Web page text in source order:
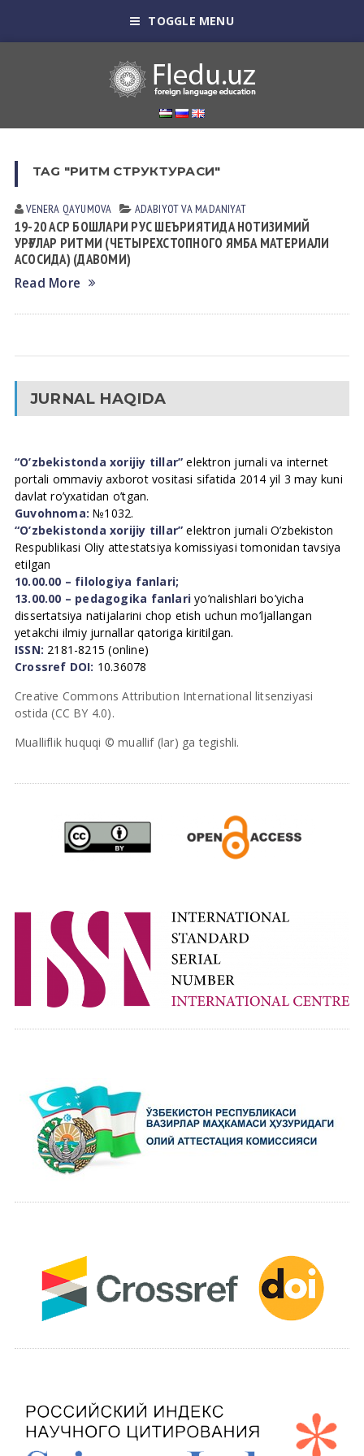
TOGGLE MENU
TAG "РИТМ СТРУКТУРАСИ"
VENERA QАYUMOVА АDАBIYOT VА MАDАNIYAT
19-20 АСР БОШЛАРИ РУС ШЕЪРИЯТИДА НОТИЗИМИЙ
УРҒУЛАР РИТМИ (ЧЕТЫРЕХСТОПНОГО ЯМБА МАТЕРИАЛИ
АСОСИДА) (ДАВОМИ)
Read More
JURNAL HAQIDA
“O’zbekistonda xorijiy tillar” elektron jurnali va internet
portali ommaviy axborot vositasi sifatida 2014 yil 3 may kuni
davlat ro’yxatidan o’tgan.
Guvohnoma: №1032.
“O’zbekistonda xorijiy tillar” elektron jurnali O’zbekiston
Respublikasi Oliy attestatsiya komissiyasi tomonidan tavsiya
etilgan
10.00.00 – filologiya fanlari;
13.00.00 – pedagogika fanlari yo’nalishlari bo’yicha
dissertatsiya natijalarini chop etish uchun mo’ljallangan
yetakchi ilmiy jurnallar qatoriga kiritilgan.
ISSN: 2181-8215 (online)
Crossref DOI: 10.36078
Creative Commons Attribution International litsenziyasi
ostida (CC BY 4.0).
Mualliflik huquqi © muallif (lar) ga tegishli.